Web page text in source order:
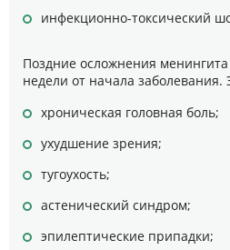
инфекционно-токсический
Поздние осложнения
недели от начала заболевания.
хроническая головная боль;
ухудшение зрения;
тугоухость;
астенический синдром;
эпилептические припадки;